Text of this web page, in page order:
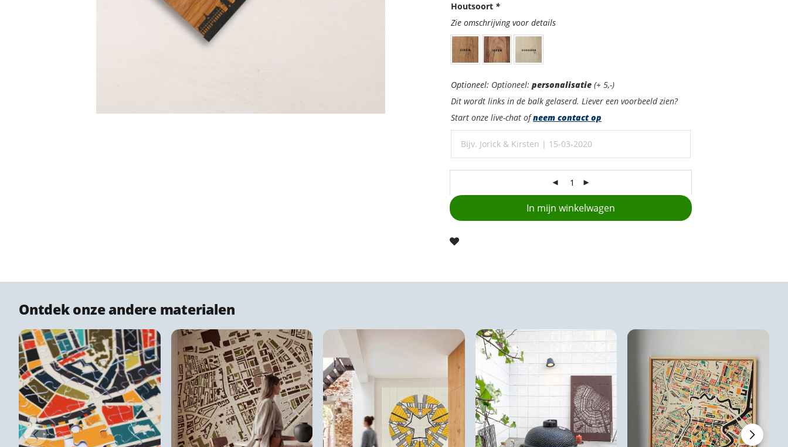
Houtsoort *
Zie omschrijving voor details
Personalisatie:
Optioneel: Optioneel: personalisatie (+ 5,-)
Dit wordt links in de balk gelaserd. Liever een voorbeeld zien?
Start onze live-chat ofneem contact op
In mijn winkelwagen
Ontdek onze andere materialen